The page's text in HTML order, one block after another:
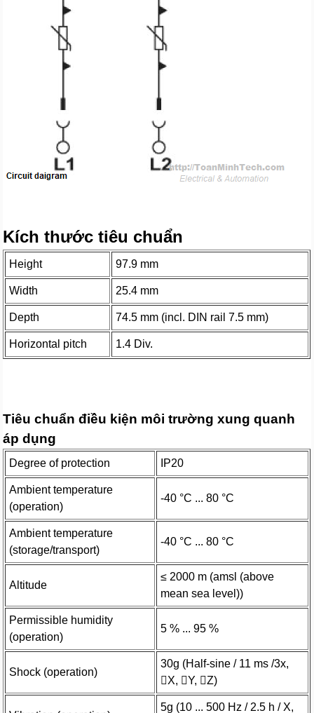
Kích thước tiêu chuẩn
Height 97.9 mm
Width 25.4 mm
Depth 74.5 mm (incl. DIN rail 7.5 mm)
Horizontal pitch 1.4 Div.
Tiêu chuẩn điều kiện môi trường xung quanh
áp dụng
Degree of protection IP20
Ambient temperature
(operation)
-40 °C ... 80 °C
Ambient temperature
(storage/transport)
-40 °C ... 80 °C
Altitude
≤ 2000 m (amsl (above
mean sea level))
Permissible humidity
(operation)
5 % ... 95 %
Shock (operation)
30g (Half-sine / 11 ms /3x,
X, Y, Z)
5g (10 ... 500 Hz / 2.5 h / X,